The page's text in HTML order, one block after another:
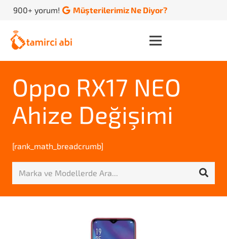
900+ yorum! Müşterilerimiz Ne Diyor?
Oppo RX17 NEO
Ahize Değişimi
[rank_math_breadcrumb]